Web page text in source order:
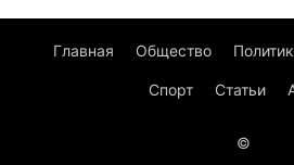
Главная Общество
Спорт Статьи
©